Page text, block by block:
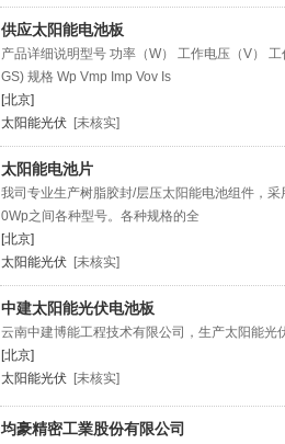
供应太阳能电池板
产品详细说明型号 功率（W） 工作电压（V）
GS) 规格 Wp Vmp Imp Vov Is
[北京]
太阳能光伏 [未核实]
太阳能电池片
我司专业生产树脂胶封/层压太阳能电池组件，
0Wp之间各种型号。各种规格的全
[北京]
太阳能光伏 [未核实]
中建太阳能光伏电池板
云南中建博能工程技术有限公司，生产太阳能光
[北京]
太阳能光伏 [未核实]
均豪精密工業股份有限公司